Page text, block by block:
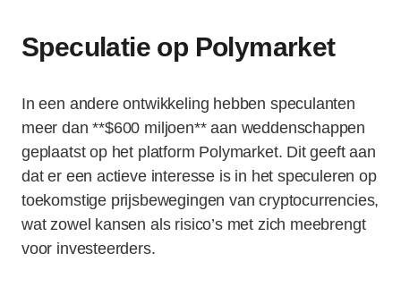
Speculatie op Polymarket
In een andere ontwikkeling hebben speculanten
meer dan **$600 miljoen** aan weddenschappen
geplaatst op het platform Polymarket. Dit geeft aan
dat er een actieve interesse is in het speculeren op
toekomstige prijsbewegingen van cryptocurrencies,
wat zowel kansen als risico’s met zich meebrengt
voor investeerders.